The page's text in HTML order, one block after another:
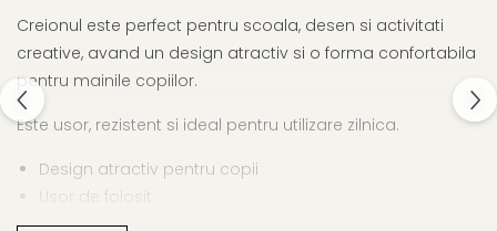
Creionul este perfect pentru scoala, desen si activitati
creative, avand un design atractiv si o forma confortabila
pentru mainile copiilor.
Este usor, rezistent si ideal pentru utilizare zilnica.
Design atractiv pentru copii
Usor de folosit
Rezistent si practic